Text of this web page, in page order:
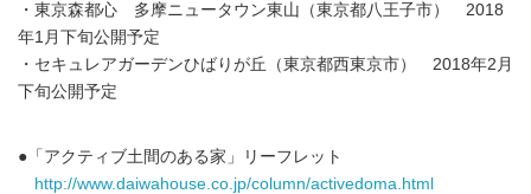
・東京森都心 多摩ニュータウン東山（東京都八王子市） 2018
年1月下旬公開予定
・セキュレアガーデンひばりが丘（東京都西東京市） 2018年2月
下旬公開予定
●「アクティブ土間のある家」リーフレット
http://www.daiwahouse.co.jp/column/activedoma.html